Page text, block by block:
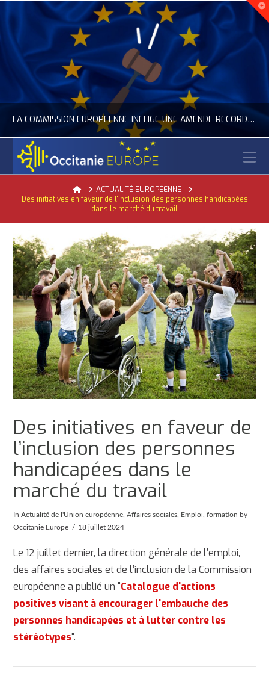
LA COMMISSION EUROPÉENNE INFLIGE UNE AMENDE RECORD À GOOGLE
ACTUALITÉ DE L'UNION EUROPÉENNE, ACTUALITÉ DE LA REPRÉSENTATION D’OCCITANIE EUROPE, NUMÉRIQUE- DIGITAL
JUILLET 24, 2026
HomeACTUALITÉ EUROPÉENNE
Des initiatives en faveur de l'inclusion des personnes handicapées
dans le marché du travail
Des initiatives en faveur de
l’inclusion des personnes
handicapées dans le
marché du travail
InActualité de l'Union européenne ,Affaires sociales Emploi ,formation by
Occitanie Europe
18 juillet 2024
Le 12 juillet dernier, la direction générale de l’emploi,
des affaires sociales et de l’inclusion de la Commission
européenne a publié un "Catalogue d'actions
positives visant à encourager l'embauche des
personnes handicapées et à lutter contre les
stéréotypes".